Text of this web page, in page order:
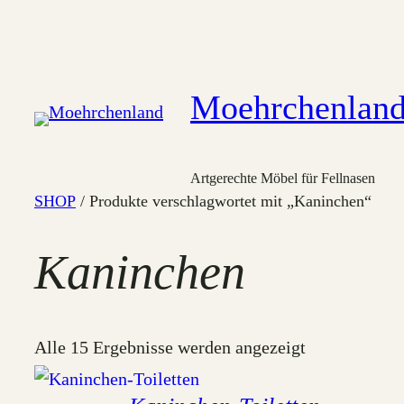
Artgerechte Möbel für Fellnasen
SHOP / Produkte verschlagwortet mit „Kaninchen“
Kaninchen
Alle 15 Ergebnisse werden angezeigt